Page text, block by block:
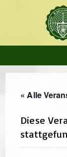
« Alle
Diese